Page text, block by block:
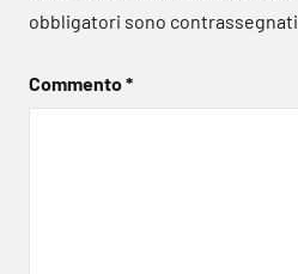
obbligatori sono contrassegnati
Commento*